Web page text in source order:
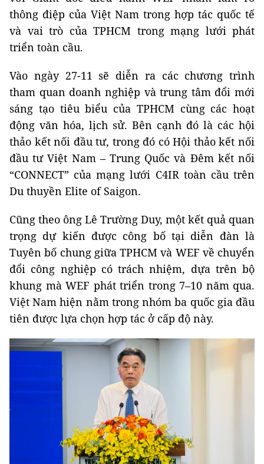
thông điệp của Việt Nam trong hợp tác quốc tế
và vai trò của TPHCM trong mạng lưới phát
triển toàn cầu.
Vào ngày 27-11 sẽ diễn ra các chương trình
tham quan doanh nghiệp và trung tâm đổi mới
sáng tạo tiêu biểu của TPHCM cùng các hoạt
động văn hóa, lịch sử. Bên cạnh đó là các hội
thảo kết nối đầu tư, trong đó có Hội thảo kết nối
đầu tư Việt Nam – Trung Quốc và Đêm kết nối
“CONNECT” của mạng lưới C4IR toàn cầu trên
Du thuyền Elite of Saigon.
Cũng theo ông Lê Trường Duy, một kết quả quan
trọng dự kiến được công bố tại diễn đàn là
Tuyên bố chung giữa TPHCM và WEF về chuyển
đổi công nghiệp có trách nhiệm, dựa trên bộ
khung mà WEF phát triển trong 7–10 năm qua.
Việt Nam hiện nằm trong nhóm ba quốc gia đầu
tiên được lựa chọn hợp tác ở cấp độ này.